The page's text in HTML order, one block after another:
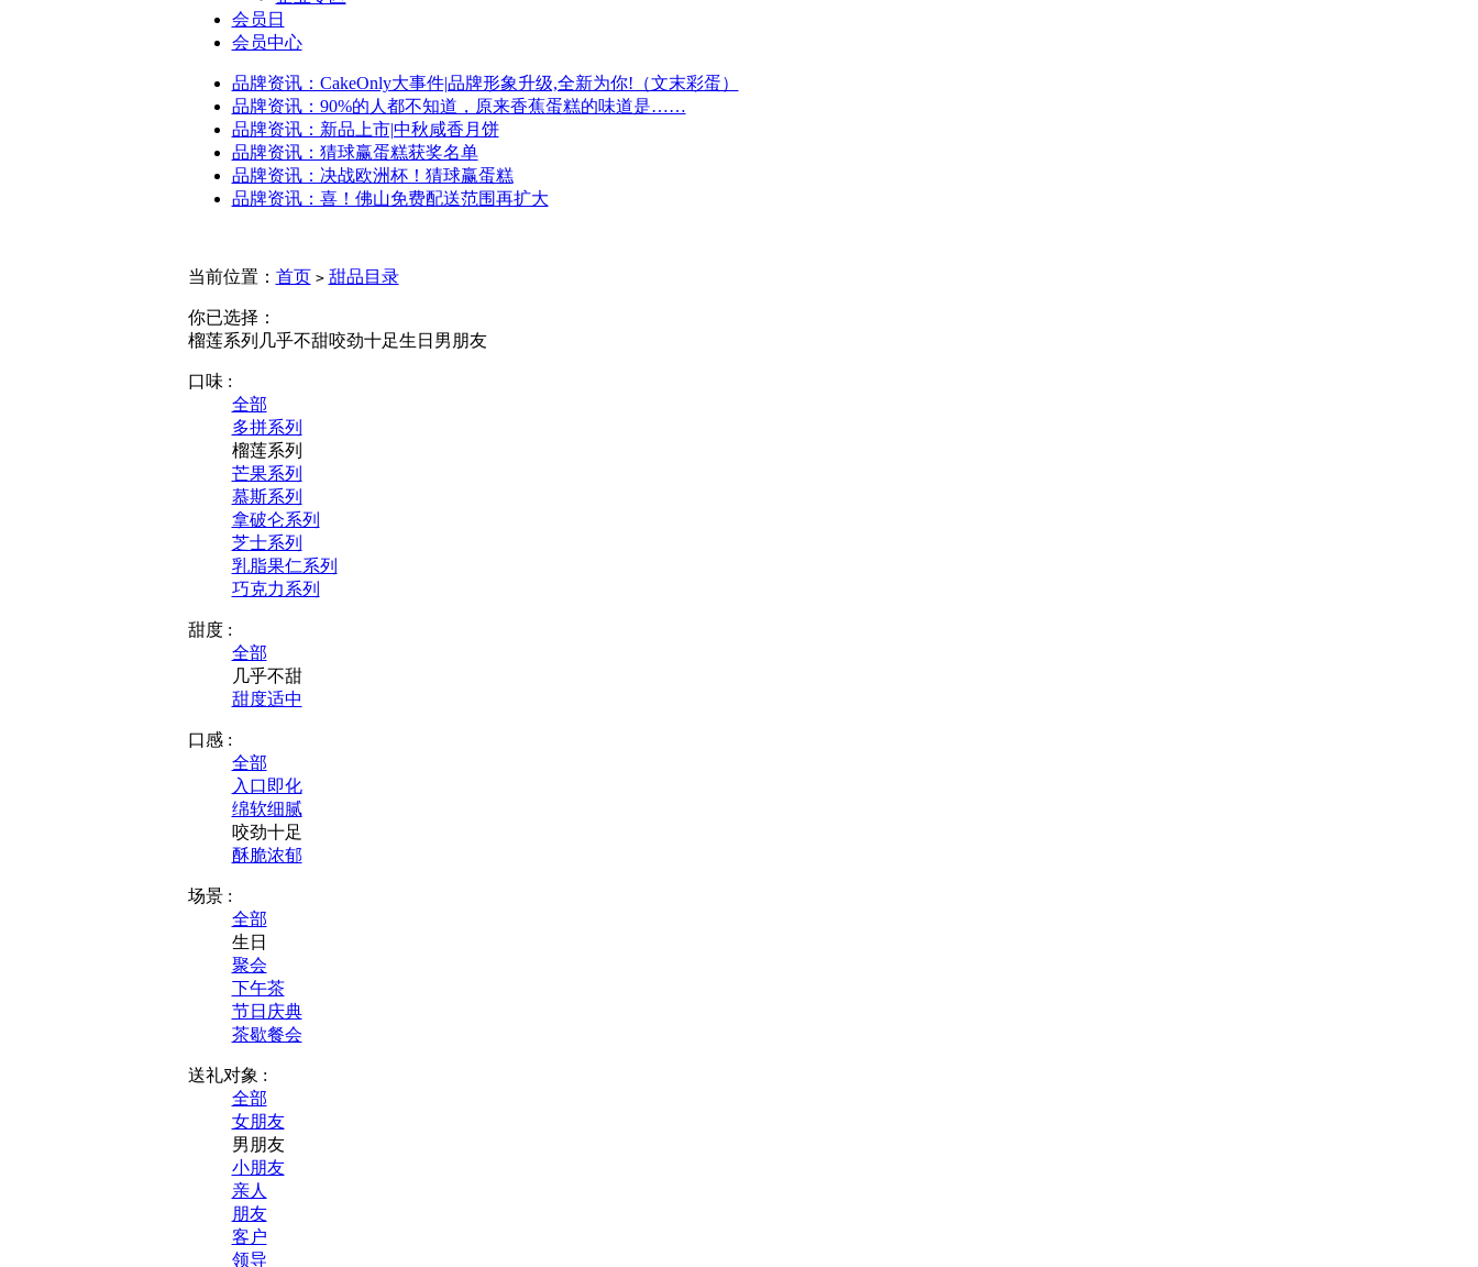
会员日
会员中心
品牌资讯：CakeOnly大事件|品牌形象升级,全新为你!（文末彩蛋）
品牌资讯：90%的人都不知道，原来香蕉蛋糕的味道是……
品牌资讯：新品上市|中秋咸香月饼
品牌资讯：猜球赢蛋糕获奖名单
品牌资讯：决战欧洲杯！猜球赢蛋糕
品牌资讯：喜！佛山免费配送范围再扩大
当前位置： 首页 > 甜品目录
你已选择：
榴莲系列 几乎不甜咬劲十足生日 男朋友
口味 :
全部
多拼系列
榴莲系列
芒果系列
慕斯系列
拿破仑系列
芝士系列
乳脂果仁系列
巧克力系列
甜度 :
全部
几乎不甜
甜度适中
口感 :
全部
入口即化
绵软细腻
咬劲十足
酥脆浓郁
场景 :
全部
生日
聚会
下午茶
节日庆典
茶歇餐会
送礼对象 :
全部
女朋友
男朋友
小朋友
亲人
朋友
客户
领导